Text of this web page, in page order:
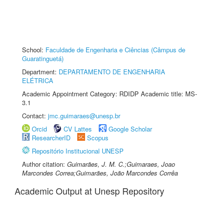
School: Faculdade de Engenharia e Ciências (Câmpus de
Guaratinguetá)
Department: DEPARTAMENTO DE ENGENHARIA
ELÉTRICA
Academic Appointment Category: RDIDP Academic title: MS-
3.1
Contact: jmc.guimaraes@unesp.br
Orcid
CV Lattes
Google Scholar
ResearcherID
Scopus
Repositório Institucional UNESP
Author citation: Guimarães, J. M. C.;Guimaraes, Joao
Marcondes Correa;Guimarães, João Marcondes Corrêa
Academic Output at Unesp Repository